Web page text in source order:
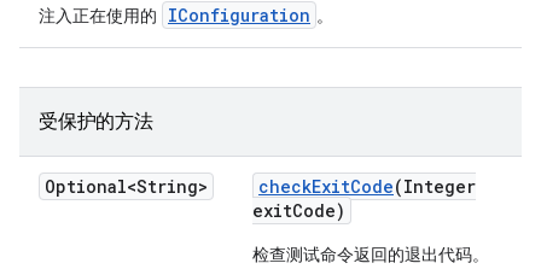
注入正在使用的 IConfiguration 。
受保护的方法
Optional<String> checkExitCode(Integer
exitCode)
检查测试命令返回的退出代码。